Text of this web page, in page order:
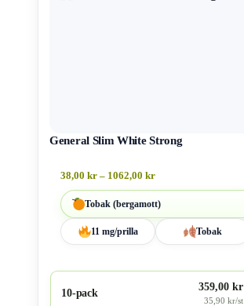
General Slim White Strong
38,00 kr – 1062,00 kr
Tobak (bergamott)
11 mg/prilla Tobak
10-pack
359,00 kr
35,90 kr/st